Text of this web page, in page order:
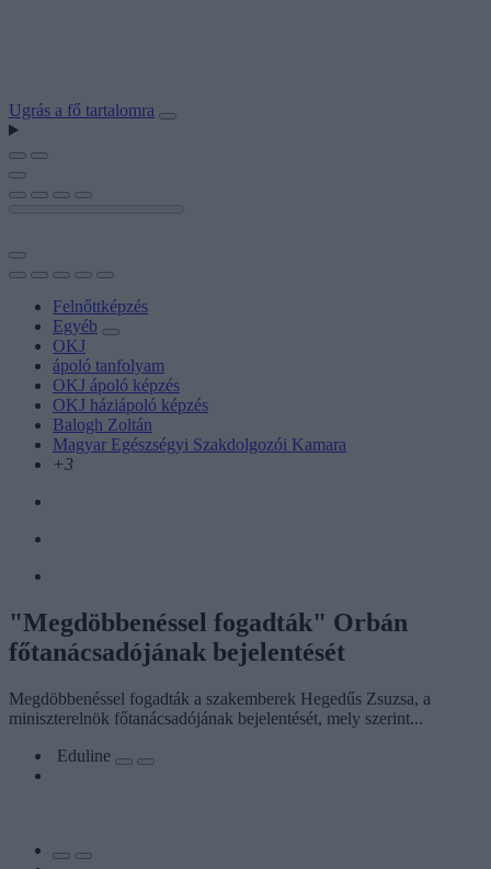
Ugrás a fő tartalomra
Felnőttképzés
Egyéb
OKJ
ápoló tanfolyam
OKJ ápoló képzés
OKJ háziápoló képzés
Balogh Zoltán
Magyar Egészségyi Szakdolgozói Kamara
+3
"Megdöbbenéssel fogadták" Orbán
főtanácsadójának bejelentését
Megdöbbenéssel fogadták a szakemberek Hegedűs Zsuzsa, a
miniszterelnök főtanácsadójának bejelentését, mely szerint...
Eduline